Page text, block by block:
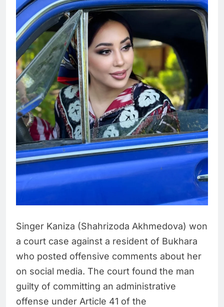
Singer Kaniza (Shahrizoda Akhmedova) won
a court case against a resident of Bukhara
who posted offensive comments about her
on social media. The court found the man
guilty of committing an administrative
offense under Article 41 of the